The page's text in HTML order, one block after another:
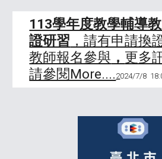
113學年度教學輔導
證研習 ，請有申請換
教師報名參與 ， 更多
請參閱More.... 2024/7/8